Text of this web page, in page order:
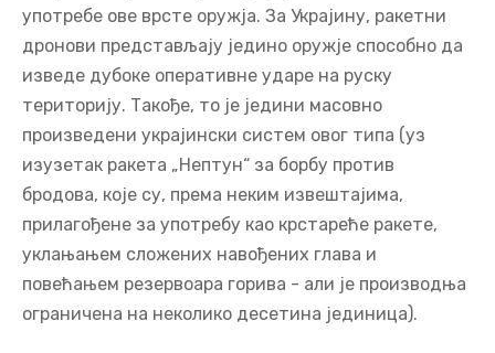
употребе ове врсте оружја. За Украјину, ракетни
дронови представљају једино оружје способно да
изведе дубоке оперативне ударе на руску
територију. Такође, то је једини масовно
произведени украјински систем овог типа (уз
изузетак ракета „Нептун“ за борбу против
бродова, које су, према неким извештајима,
прилагођене за употребу као крстареће ракете,
уклањањем сложених навођених глава и
повећањем резервоара горива - али је производња
ограничена на неколико десетина јединица).